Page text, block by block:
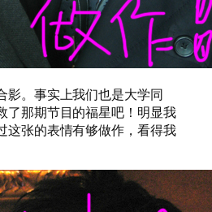
影。事实上我们也是大学同
了那期节目的福星吧！明显我
这张的表情有够做作，看得我